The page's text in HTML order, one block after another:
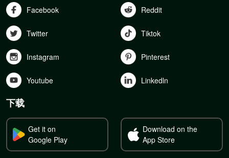
Facebook Reddit
Twitter Tiktok
Instagram Pinterest
Youtube Linkedln
下载
Get it on
Google Play
Download on the
App Store